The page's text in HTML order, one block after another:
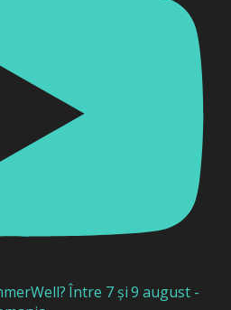
Între 7 și 9 august -